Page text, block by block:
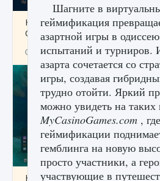
Как разблокировать
Creatures of Ava
9 августа 2024 1 393
Как приручить существ из
Шагните в
геймификация
азартной игры в
испытаний и турниров.
азарта сочетается со
игры, создавая
трудно отойти. Яркий
можно увидеть на
MyCasinoGames.com ,
геймификации
гемблинга на новую
просто участники, а
участвующие в